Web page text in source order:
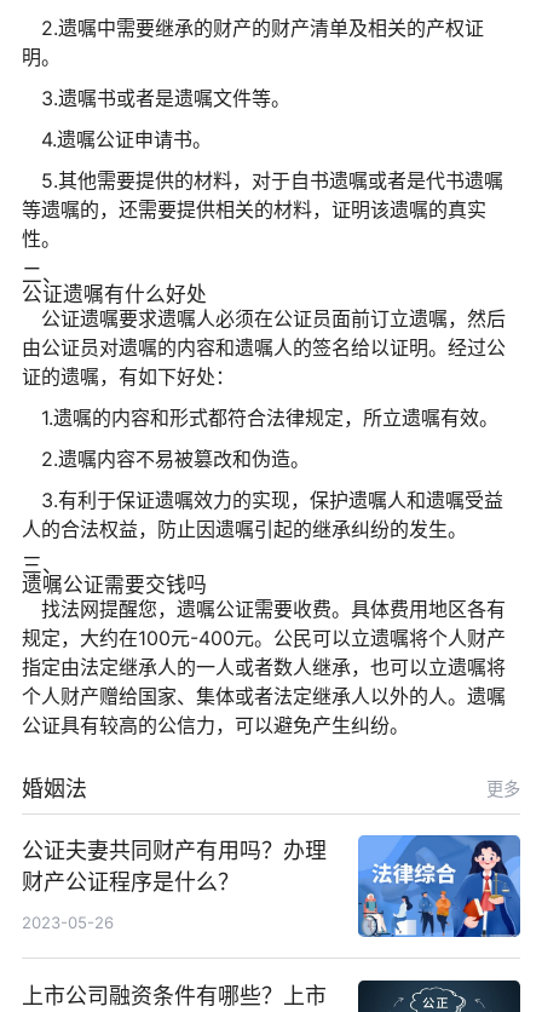
2.遗嘱中需要继承的财产的财产清单及相关的产权证
明。
3.遗嘱书或者是遗嘱文件等。
4.遗嘱公证申请书。
5.其他需要提供的材料，对于自书遗嘱或者是代书遗嘱
等遗嘱的，还需要提供相关的材料，证明该遗嘱的真实
性。
二、
公证遗嘱有什么好处
公证遗嘱要求遗嘱人必须在公证员面前订立遗嘱，然后
由公证员对遗嘱的内容和遗嘱人的签名给以证明。经过公
证的遗嘱，有如下好处：
1.遗嘱的内容和形式都符合法律规定，所立遗嘱有效。
2.遗嘱内容不易被篡改和伪造。
3.有利于保证遗嘱效力的实现，保护遗嘱人和遗嘱受益
人的合法权益，防止因遗嘱引起的继承纠纷的发生。
三、
遗嘱公证需要交钱吗
找法网提醒您，遗嘱公证需要收费。具体费用地区各有
规定，大约在100元-400元。公民可以立遗嘱将个人财产
指定由法定继承人的一人或者数人继承，也可以立遗嘱将
个人财产赠给国家、集体或者法定继承人以外的人。遗嘱
公证具有较高的公信力，可以避免产生纠纷。
婚姻法 更多
公证夫妻共同财产有用吗？办理
财产公证程序是什么？
2023-05-26
上市公司融资条件有哪些？上市